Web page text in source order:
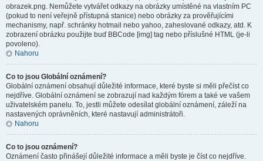
obrazek.png. Nemůžete vytvářet odkazy na obrázky umístěné na vlastním PC
(pokud to není veřejně přístupná stanice) nebo obrázky za prověřujícími
mechanismy, např. schránky hotmail nebo yahoo, zaheslované odkazy, atd. K
zobrazení obrázku použijte buď BBCode [img] tag nebo příslušné HTML (je-li
povoleno).
Nahoru
Co to jsou Globální oznámení?
Globální oznámení obsahují důležité informace, které byste si měli přečíst co
nejdříve. Globální oznámení se zobrazují nad každým fórem a také ve vašem
uživatelském panelu. To, jestli můžete odesílat globální oznámení, záleží na
nastavených oprávněních, které nastavují administrátoři.
Nahoru
Co to jsou oznámení?
Oznámení často přinášejí důležité informace a měli byste je číst co nejdříve.